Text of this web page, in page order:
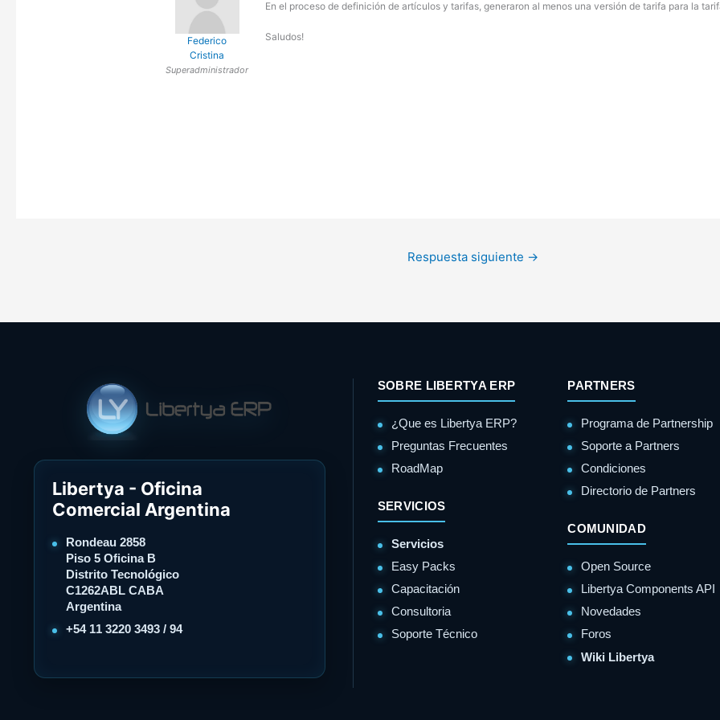
Federico
Cristina
Superadministrador
En el proceso de definición de artículos y tarifas, generaron al menos una versión de tarifa para la
Saludos!
Respuesta siguiente →
Libertya - Oficina
Comercial Argentina
Rondeau 2858
Piso 5 Oficina B
Distrito Tecnológico
C1262ABL CABA
Argentina
+54 11 3220 3493 / 94
SOBRE LIBERTYA ERP
¿Que es Libertya ERP?
Preguntas Frecuentes
RoadMap
SERVICIOS
Servicios
Easy Packs
Capacitación
Consultoria
Soporte Técnico
PARTNERS
Programa de Partnership
Soporte a Partners
Condiciones
Directorio de Partners
COMUNIDAD
Open Source
Libertya Components API
Novedades
Foros
Wiki Libertya